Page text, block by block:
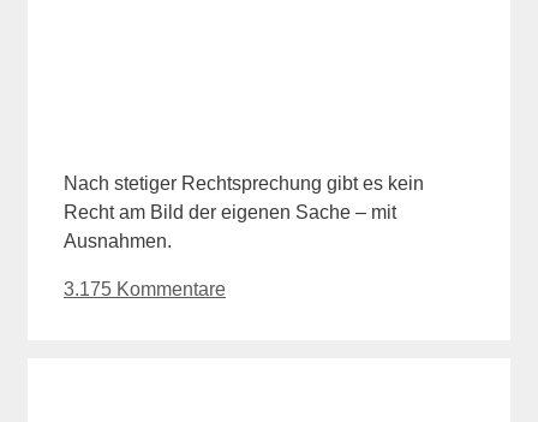
Nach stetiger Rechtsprechung gibt es kein
Recht am Bild der eigenen Sache – mit
Ausnahmen.
3.175 Kommentare